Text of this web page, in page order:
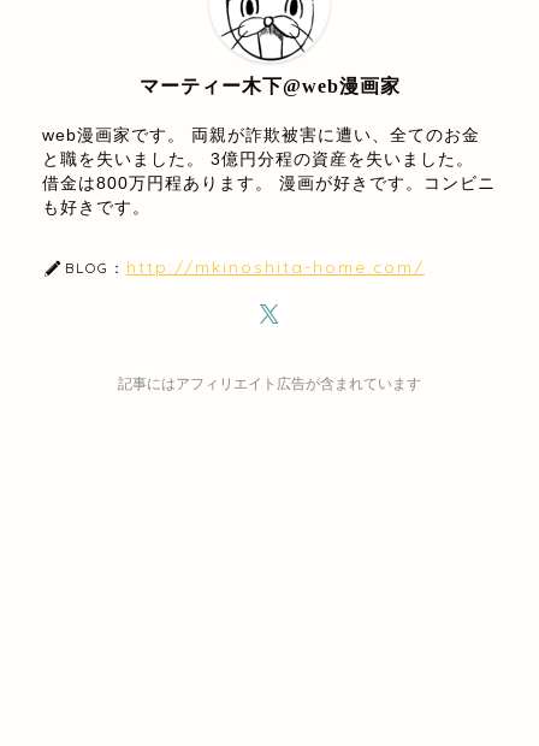
マーティー木下@web漫画家
web漫画家です。 両親が詐欺被害に遭い、全てのお金
と職を失いました。 3億円分程の資産を失いました。
借金は800万円程あります。 漫画が好きです。コンビニ
も好きです。
BLOG： http://mkinoshita-home.com/
記事にはアフィリエイト広告が含まれています